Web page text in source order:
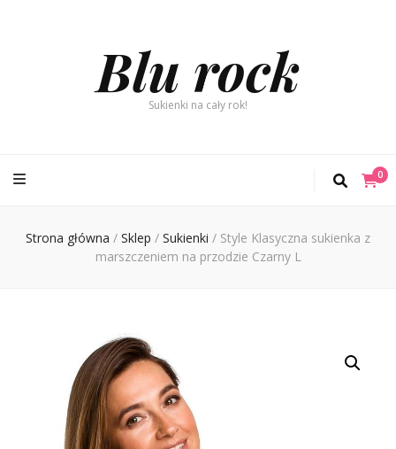
Blu rock
Sukienki na cały rok!
0
Strona główna / Sklep / Sukienki / Style Klasyczna sukienka z
marszczeniem na przodzie Czarny L